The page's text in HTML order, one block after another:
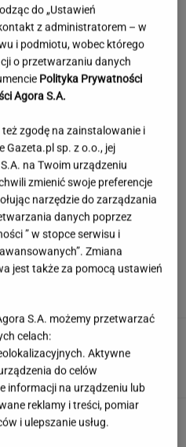
Centralny miażdży pomysł
i Glapińskiego
Nie dostała się do liceum mimo
Kuratorium wyjaśnia
Większość Polaków niestety
A ty?
do „Ustawień
z administratorem – w
i podmiotu, wobec którego
o przetwarzaniu danych
Polityka Prywatności
Agora S.A.
zgodę na zainstalowanie i
Gazeta.pl sp. z o.o., jej
na Twoim urządzeniu
zmienić swoje preferencje
narzędzie do zarządzania
danych poprzez
” w stopce serwisu i
Zmiana
jest także za pomocą ustawień
S.A. możemy przetwarzać
celach:
Aktywne
do celów
informacji na urządzeniu lub
reklamy i treści, pomiar
i ulepszanie usług.